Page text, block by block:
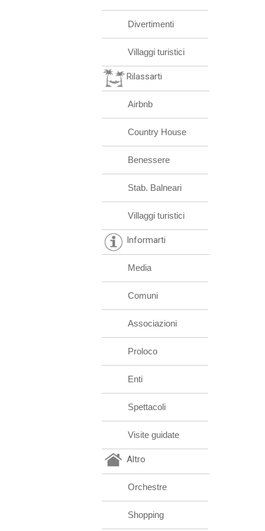
Divertimenti
Villaggi turistici
Rilassarti
Airbnb
Country House
Benessere
Stab. Balneari
Villaggi turistici
Informarti
Media
Comuni
Associazioni
Proloco
Enti
Spettacoli
Visite guidate
Altro
Orchestre
Shopping